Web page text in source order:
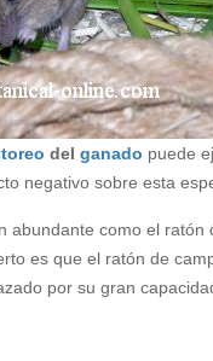
del ganado puede
negativo sobre esta
abundante como el ratón
es que el ratón de
por su gran